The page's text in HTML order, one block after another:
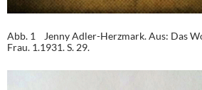
Abb. 1 Jenny Adler-Herzmark. Aus: Das
Frau. 1.1931. S. 29.